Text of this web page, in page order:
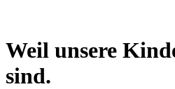
Weil unsere
sind.